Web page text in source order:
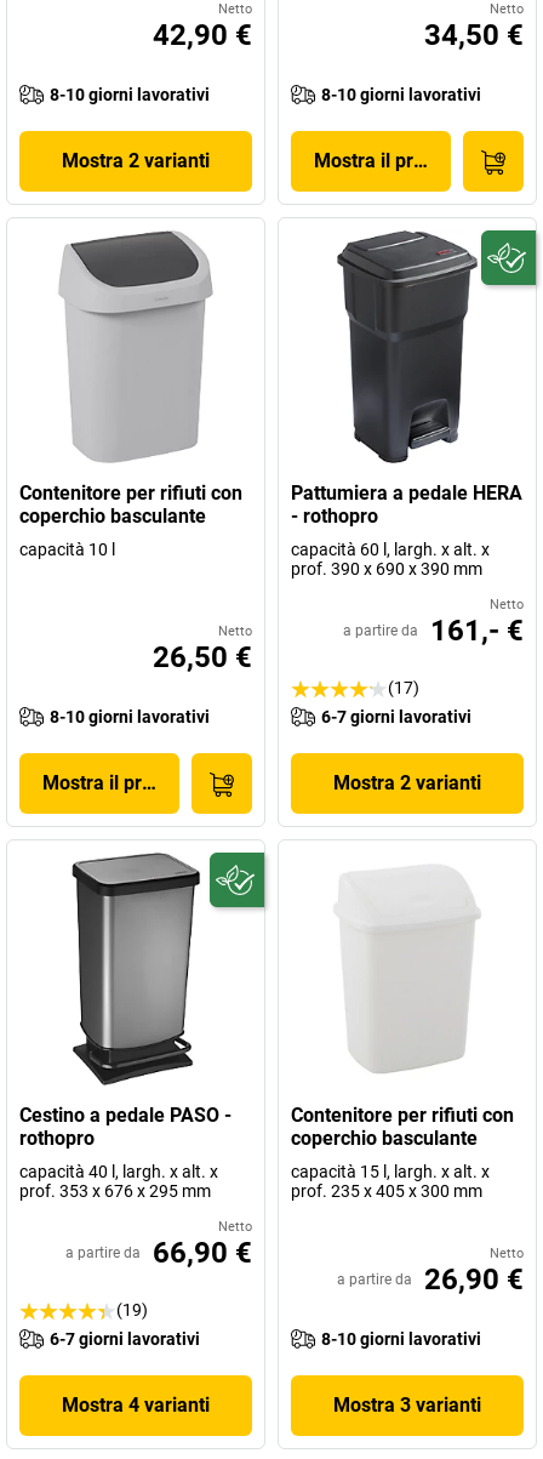
Netto
42,90 €
8-10 giorni lavorativi
Mostra 2 varianti
Netto
34,50 €
8-10 giorni lavorativi
Mostra il prodotto
Contenitore per rifiuti con
coperchio basculante
capacità 10 l
Netto
26,50 €
8-10 giorni lavorativi
Mostra il prodotto
Pattumiera a pedale HERA
- rothopro
capacità 60 l, largh. x alt. x
prof. 390 x 690 x 390 mm
Netto
a partire da 161,- €
(17)
6-7 giorni lavorativi
Mostra 2 varianti
Cestino a pedale PASO -
rothopro
capacità 40 l, largh. x alt. x
prof. 353 x 676 x 295 mm
Netto
a partire da 66,90 €
(19)
6-7 giorni lavorativi
Mostra 4 varianti
Contenitore per rifiuti con
coperchio basculante
capacità 15 l, largh. x alt. x
prof. 235 x 405 x 300 mm
Netto
a partire da 26,90 €
8-10 giorni lavorativi
Mostra 3 varianti